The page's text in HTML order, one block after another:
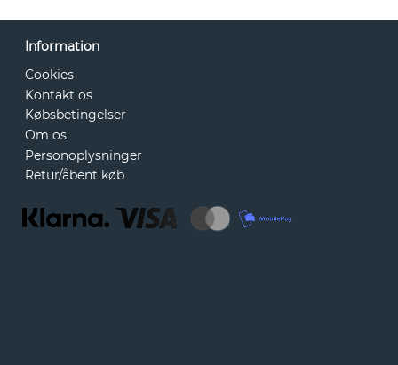
Information
Cookies
Kontakt os
Købsbetingelser
Om os
Personoplysninger
Retur/åbent køb